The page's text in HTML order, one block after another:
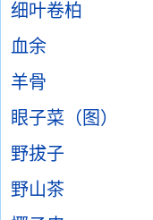
细叶卷柏
血余
羊骨
眼子菜（图）
野拔子
野山茶